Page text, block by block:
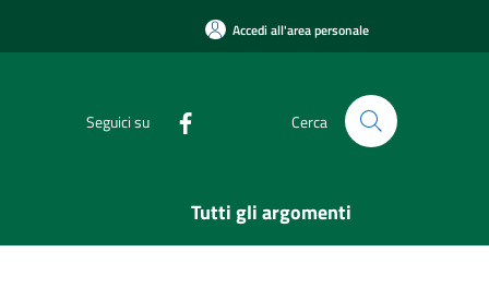
Accedi all'area personale
Seguici su Cerca
Tutti gli argomenti